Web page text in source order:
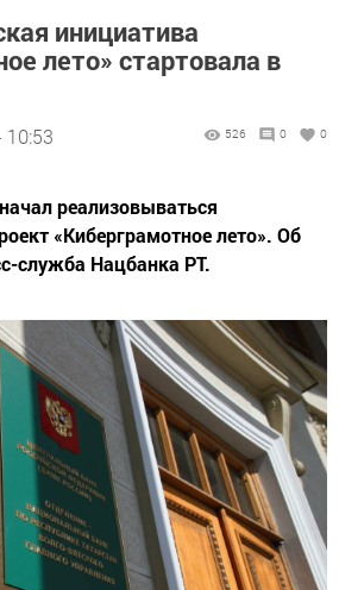
инициатива
лето» стартовала в
526 0 0
реализовываться
«Киберграмотное лето». Об
служба Нацбанка РТ.